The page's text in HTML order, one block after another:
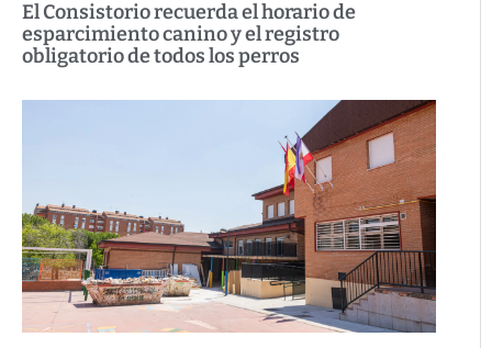
El Consistorio recuerda el horario de
esparcimiento canino y el registro
obligatorio de todos los perros